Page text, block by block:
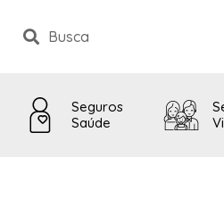
Seguros
Saúde